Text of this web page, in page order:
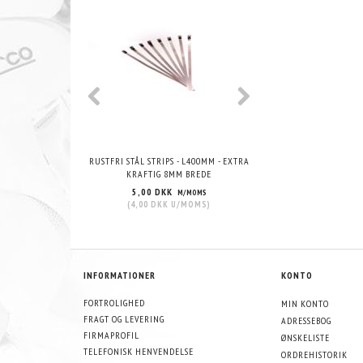
RUSTFRI STÅL STRIPS - L400MM - EXTRA
KRAFTIG 8MM BREDE
5,00 DKK M/MOMS
(4,00 DKK U/MOMS)
INFORMATIONER
FORTROLIGHED
FRAGT OG LEVERING
FIRMAPROFIL
TELEFONISK HENVENDELSE
KONTO
MIN KONTO
ADRESSEBOG
ØNSKELISTE
ORDREHISTORIK